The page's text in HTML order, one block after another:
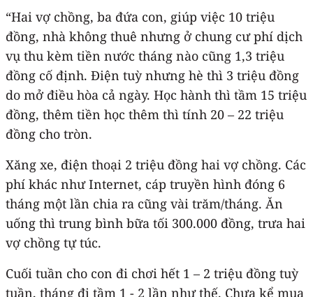
“Hai vợ chồng, ba đứa con, giúp việc 10 triệu
đồng, nhà không thuê nhưng ở chung cư phí dịch
vụ thu kèm tiền nước tháng nào cũng 1,3 triệu
đồng cố định. Điện tuỳ nhưng hè thì 3 triệu đồng
do mở điều hòa cả ngày. Học hành thì tầm 15 triệu
đồng, thêm tiền học thêm thì tính 20 – 22 triệu
đồng cho tròn.
Xăng xe, điện thoại 2 triệu đồng hai vợ chồng. Các
phí khác như Internet, cáp truyền hình đóng 6
tháng một lần chia ra cũng vài trăm/tháng. Ăn
uống thì trung bình bữa tối 300.000 đồng, trưa hai
vợ chồng tự túc.
Cuối tuần cho con đi chơi hết 1 – 2 triệu đồng tuỳ
tuần, tháng đi tầm 1 - 2 lần như thế. Chưa kể mua